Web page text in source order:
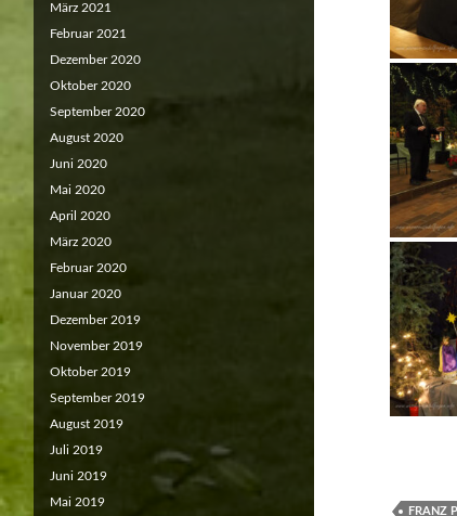
FRANZ
März 2021
Februar 2021
Dezember 2020
Oktober 2020
September 2020
August 2020
Juni 2020
Mai 2020
April 2020
März 2020
Februar 2020
Januar 2020
Dezember 2019
November 2019
Oktober 2019
September 2019
August 2019
Juli 2019
Juni 2019
Mai 2019